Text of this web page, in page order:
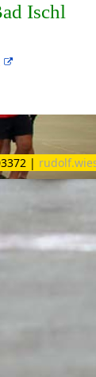
Ischl
|